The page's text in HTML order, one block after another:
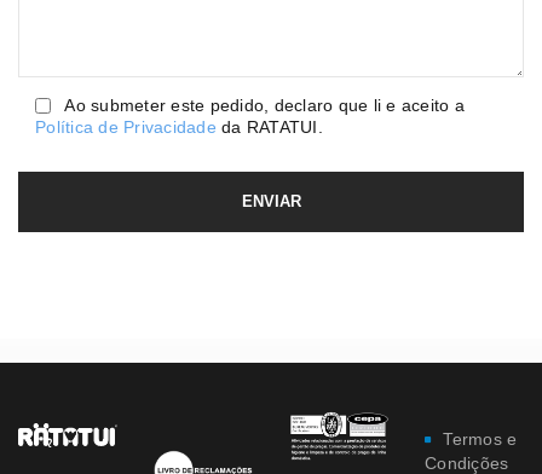
Ao submeter este pedido, declaro que li e aceito a
Política de Privacidade da RATATUI.
Termos e
Condições